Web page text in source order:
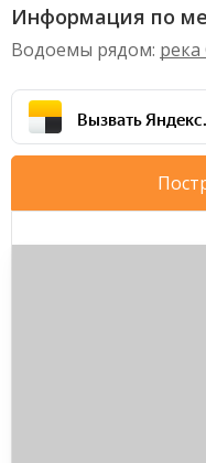
Информация по
Водоемы рядом: река
Вызвать